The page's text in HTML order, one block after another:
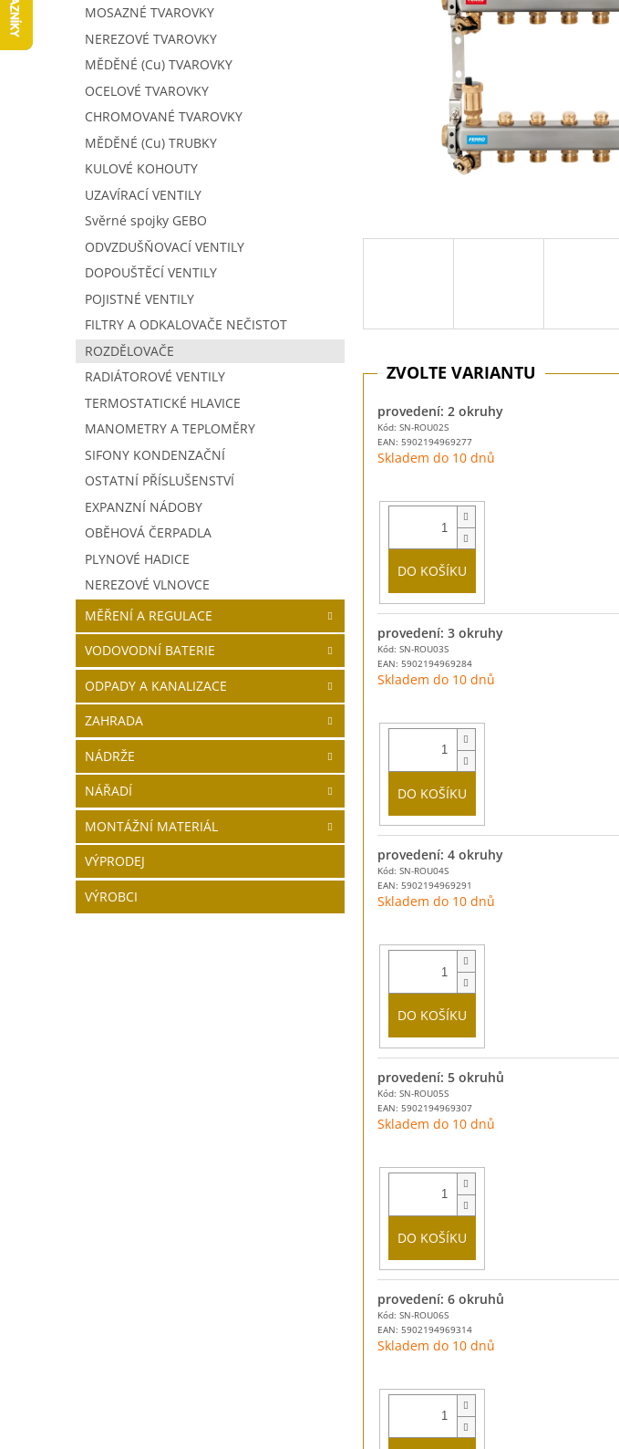
MOSAZNÉ TVAROVKY
NEREZOVÉ TVAROVKY
MĚDĚNÉ (Cu) TVAROVKY
OCELOVÉ TVAROVKY
CHROMOVANÉ TVAROVKY
MĚDĚNÉ (Cu) TRUBKY
KULOVÉ KOHOUTY
UZAVÍRACÍ VENTILY
Svěrné spojky GEBO
ODVZDUŠŇOVACÍ VENTILY
DOPOUŠTĚCÍ VENTILY
POJISTNÉ VENTILY
FILTRY A ODKALOVAČE NEČISTOT
ROZDĚLOVAČE
RADIÁTOROVÉ VENTILY
TERMOSTATICKÉ HLAVICE
MANOMETRY A TEPLOMĚRY
SIFONY KONDENZAČNÍ
OSTATNÍ PŘÍSLUŠENSTVÍ
EXPANZNÍ NÁDOBY
OBĚHOVÁ ČERPADLA
PLYNOVÉ HADICE
NEREZOVÉ VLNOVCE
MĚŘENÍ A REGULACE
VODOVODNÍ BATERIE
ODPADY A KANALIZACE
ZAHRADA
NÁDRŽE
NÁŘADÍ
MONTÁŽNÍ MATERIÁL
VÝPRODEJ
VÝROBCI
Kód: SN-ROU02S
EAN: 5902194969277
provedení: 2 okruhy
Skladem do 10 dnů
DO KOŠÍKU
Kód: SN-ROU03S
EAN: 5902194969284
provedení: 3 okruhy
Skladem do 10 dnů
DO KOŠÍKU
Kód: SN-ROU04S
EAN: 5902194969291
provedení: 4 okruhy
Skladem do 10 dnů
DO KOŠÍKU
Kód: SN-ROU05S
EAN: 5902194969307
provedení: 5 okruhů
Skladem do 10 dnů
DO KOŠÍKU
Kód: SN-ROU06S
EAN: 5902194969314
provedení: 6 okruhů
Skladem do 10 dnů